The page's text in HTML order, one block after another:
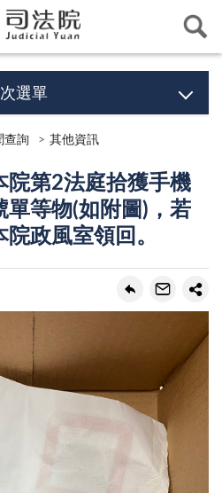
次選單
查詢 其他資訊
院第2法庭拾獲手機
單等物(如附圖)，若
政風室領回。